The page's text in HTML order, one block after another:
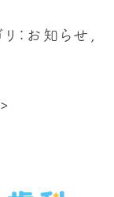
： お知らせ